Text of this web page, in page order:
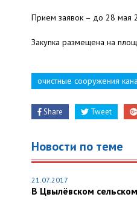
Прием заявок – до 28 мая
Закупка размещена на
очистные сооружения
Share Tweet
Новости по теме
21.07.2017
В Цвылёвском